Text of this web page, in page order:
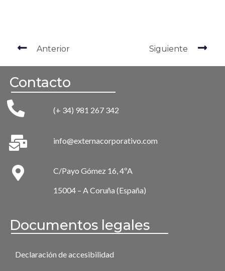
Anterior Siguiente
Contacto
(+ 34) 981 267 342
info@externacorporativo.com
C/Payo Gómez 16, 4ºA
15004 – A Coruña (España)
Documentos legales
Declaración de accesibilidad